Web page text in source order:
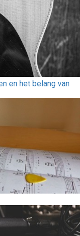
en het belang van